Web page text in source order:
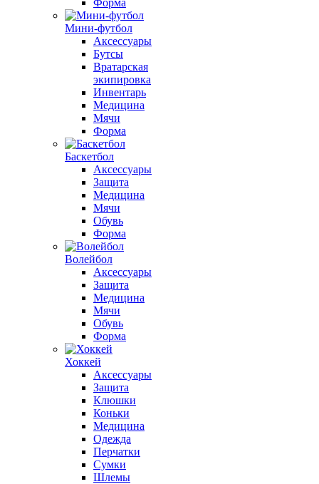
Форма
Мини-футбол
Аксессуары
Бутсы
Вратарская
экипировка
Инвентарь
Медицина
Мячи
Форма
Баскетбол
Аксессуары
Защита
Медицина
Мячи
Обувь
Форма
Волейбол
Аксессуары
Защита
Медицина
Мячи
Обувь
Форма
Хоккей
Аксессуары
Защита
Клюшки
Коньки
Медицина
Одежда
Перчатки
Сумки
Шлемы